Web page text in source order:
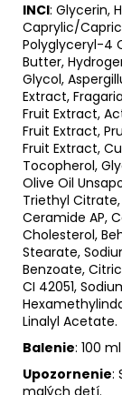
INCI: Glycerin,
Caprylic/
Polyglyceryl-4
Butter,
Glycol,
Extract,
Fruit Extract,
Fruit Extract,
Fruit Extract,
Tocopherol,
Olive Oil
Triethyl
Ceramide AP,
Cholesterol,
Stearate,
Benzoate,
CI 42051,
Linalyl Acetate.
Balenie: 100 ml
Upozornenie: